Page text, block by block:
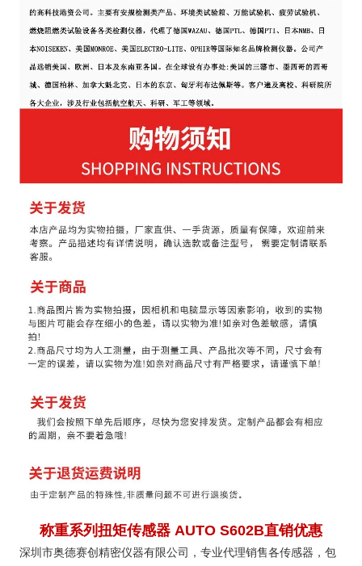
称重系列扭矩传感器 AUTO S602B直销优惠
深圳市奥德赛创精密仪器有限公司，专业代理销售各传感器，包